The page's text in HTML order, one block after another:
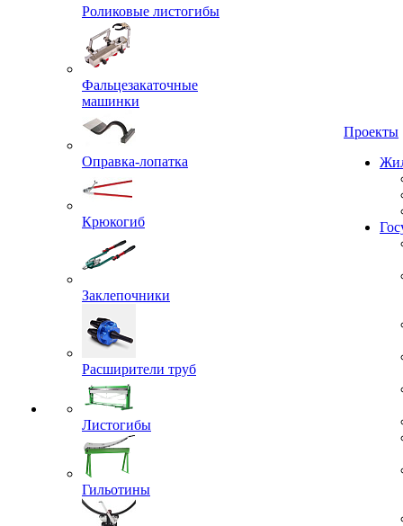
Роликовые листогибы
Фальцезакаточные
машинки
Оправка-лопатка
Крюкогиб
Заклепочники
Расширители труб
Листогибы
Гильотины